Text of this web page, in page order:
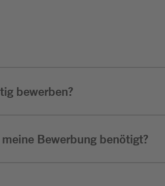
bewerben?
Bewerbung benötigt?